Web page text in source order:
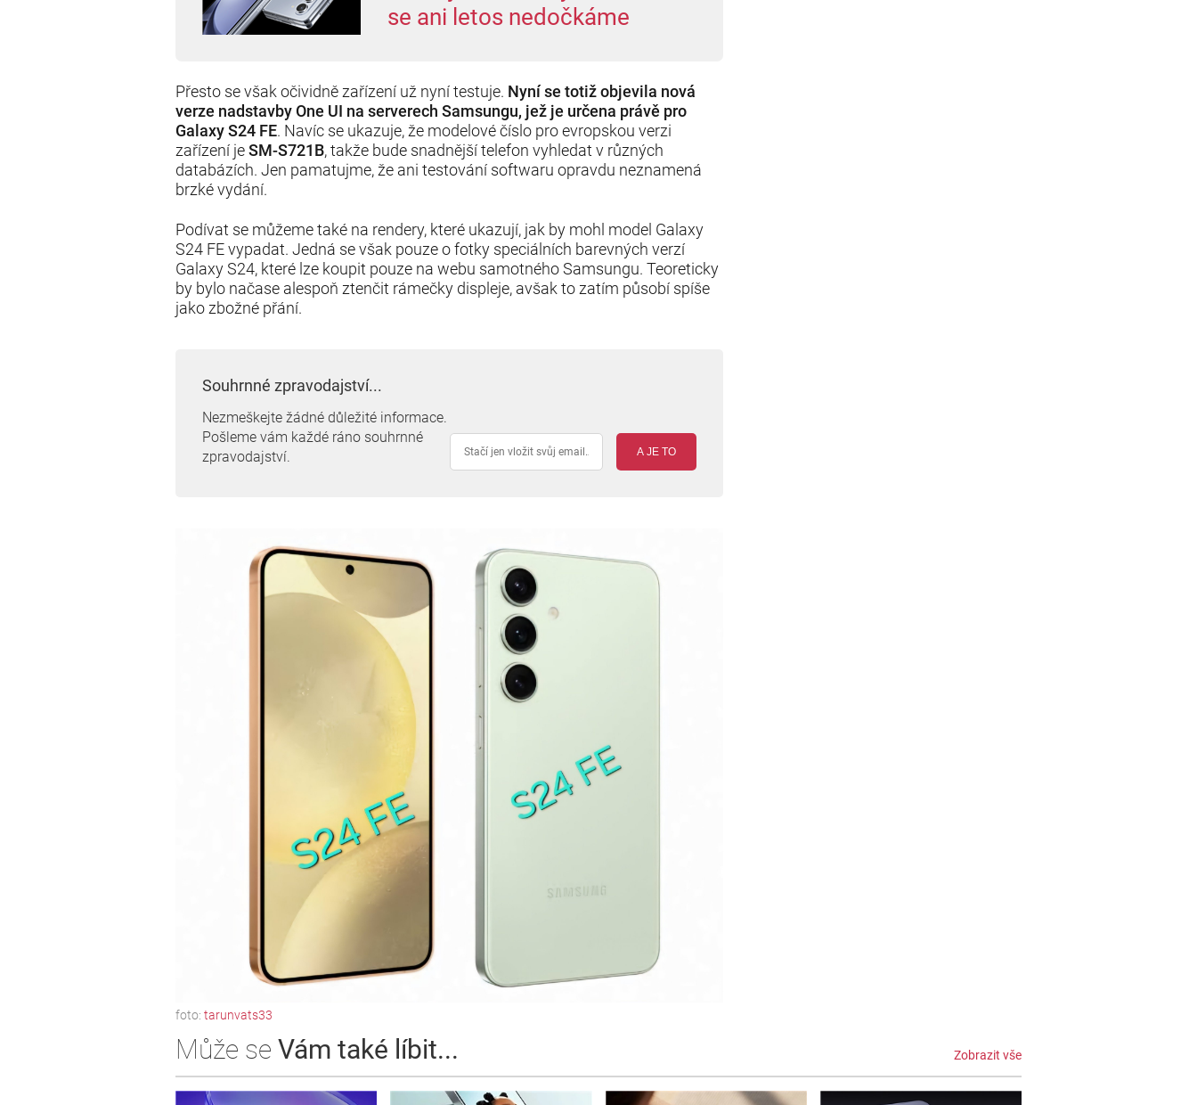
se ani letos nedočkáme
Přesto se však očividně zařízení už nyní testuje. Nyní se totiž objevila nová
verze nadstavby One UI na serverech Samsungu, jež je určena právě pro
Galaxy S24 FE. Navíc se ukazuje, že modelové číslo pro evropskou verzi
zařízení jeSM-S721B, takže bude snadnější telefon vyhledat v různých
databázích. Jen pamatujme, že ani testování softwaru opravdu neznamená
brzké vydání.
Podívat se můžeme také na rendery, které ukazují, jak by mohl model Galaxy
S24 FE vypadat. Jedná se však pouze o fotky speciálních barevných verzí
Galaxy S24, které lze koupit pouze na webu samotného Samsungu. Teoreticky
by bylo načase alespoň ztenčit rámečky displeje, avšak to zatím působí spíše
jako zbožné přání.
Souhrnné zpravodajství...
Nezmeškejte žádné důležité informace.
Pošleme vám každé ráno souhrnné
zpravodajství.
A JE TO
foto: tarunvats33
Může se Vám také líbit... Zobrazit vše